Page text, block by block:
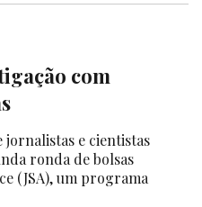
com
jornalistas e cientistas
ronda de bolsas
(JSA), um programa